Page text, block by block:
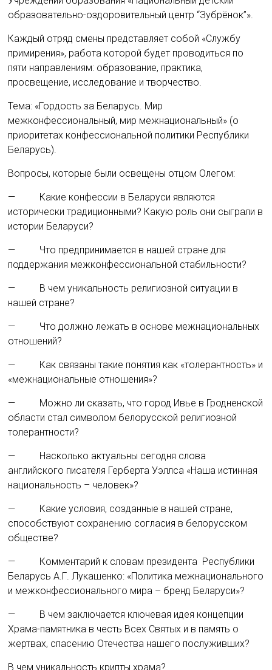
образовательно-оздоровительный центр “Зубрёнок”».
Каждый отряд смены представляет собой «Службу
примирения», работа которой будет проводиться по
пяти направлениям: образование, практика,
просвещение, исследование и творчество.
Тема: «Гордость за Беларусь. Мир
межконфессиональный, мир межнациональный» (о
приоритетах конфессиональной политики Республики
Беларусь).
Вопросы, которые были освещены отцом Олегом:
— Какие конфессии в Беларуси являются
исторически традиционными? Какую роль они сыграли в
истории Беларуси?
— Что предпринимается в нашей стране для
поддержания межконфессиональной стабильности?
— В чем уникальность религиозной ситуации в
нашей стране?
— Что должно лежать в основе межнациональных
отношений?
— Как связаны такие понятия как «толерантность» и
«межнациональные отношения»?
— Можно ли сказать, что город Ивье в Гродненской
области стал символом белорусской религиозной
толерантности?
— Насколько актуальны сегодня слова
английского писателя Герберта Уэллса «Наша истинная
национальность – человек»?
— Какие условия, созданные в нашей стране,
способствуют сохранению согласия в белорусском
обществе?
— Комментарий к словам президента Республики
Беларусь А.Г. Лукашенко: «Политика межнационального
и межконфессионального мира – бренд Беларуси»?
— В чем заключается ключевая идея концепции
Храма-памятника в честь Всех Святых и в память о
жертвах, спасению Отечества нашего послуживших?
В чем уникальность крипты храма?